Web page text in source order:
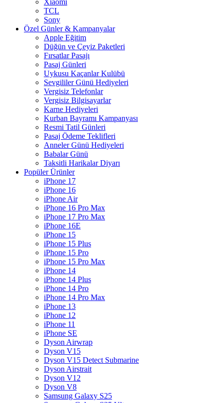
Xiaomi
TCL
Sony
Özel Günler & Kampanyalar
Apple Eğitim
Düğün ve Çeyiz Paketleri
Fırsatlar Pasajı
Pasaj Günleri
Uykusu Kaçanlar Kulübü
Sevgililer Günü Hediyeleri
Vergisiz Telefonlar
Vergisiz Bilgisayarlar
Karne Hediyeleri
Kurban Bayramı Kampanyası
Resmi Tatil Günleri
Pasaj Ödeme Teklifleri
Anneler Günü Hediyeleri
Babalar Günü
Taksitli Harikalar Diyarı
Popüler Ürünler
iPhone 17
iPhone 16
iPhone Air
iPhone 16 Pro Max
iPhone 17 Pro Max
iPhone 16E
iPhone 15
iPhone 15 Plus
iPhone 15 Pro
iPhone 15 Pro Max
iPhone 14
iPhone 14 Plus
iPhone 14 Pro
iPhone 14 Pro Max
iPhone 13
iPhone 12
iPhone 11
iPhone SE
Dyson Airwrap
Dyson V15
Dyson V15 Detect Submarine
Dyson Airstrait
Dyson V12
Dyson V8
Samsung Galaxy S25